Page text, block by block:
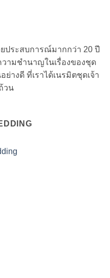
ยประสบการณ์มากกว่า 20 ปี
ามชำนาญในเรื่องของชุด
ย่างดี ที่เราได้เนรมิตชุดเจ้า
วน